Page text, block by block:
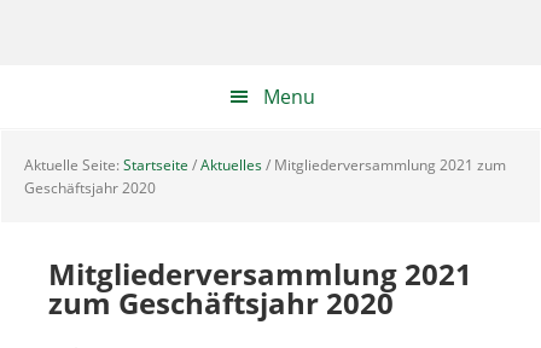
Menu
Aktuelle Seite: Startseite /Aktuelles/ Mitgliederversammlung 2021 zum
Geschäftsjahr 2020
Mitgliederversammlung 2021
zum Geschäftsjahr 2020